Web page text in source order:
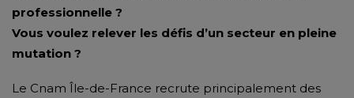
professionnelle ?
Vous voulez relever les défis d’un secteur en pleine
mutation ?
Le Cnam Île-de-France recrute principalement des